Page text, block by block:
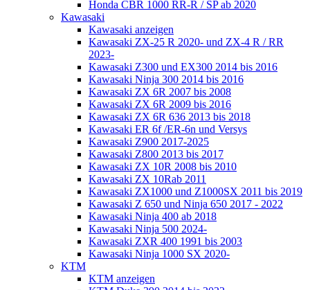
Honda CBR 1000 RR-R / SP ab 2020
Kawasaki
Kawasaki anzeigen
Kawasaki ZX-25 R 2020- und ZX-4 R / RR
2023-
Kawasaki Z300 und EX300 2014 bis 2016
Kawasaki Ninja 300 2014 bis 2016
Kawasaki ZX 6R 2007 bis 2008
Kawasaki ZX 6R 2009 bis 2016
Kawasaki ZX 6R 636 2013 bis 2018
Kawasaki ER 6f /ER-6n und Versys
Kawasaki Z900 2017-2025
Kawasaki Z800 2013 bis 2017
Kawasaki ZX 10R 2008 bis 2010
Kawasaki ZX 10Rab 2011
Kawasaki ZX1000 und Z1000SX 2011 bis 2019
Kawasaki Z 650 und Ninja 650 2017 - 2022
Kawasaki Ninja 400 ab 2018
Kawasaki Ninja 500 2024-
Kawasaki ZXR 400 1991 bis 2003
Kawasaki Ninja 1000 SX 2020-
KTM
KTM anzeigen